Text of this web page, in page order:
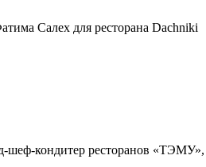
Салех для ресторана Dachniki
кондитер ресторанов «ТЭМУ»,